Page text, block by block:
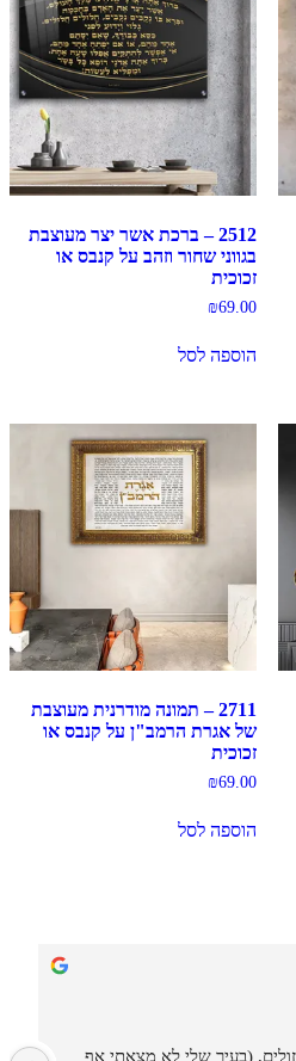
2512 – ברכת אשר יצר מעוצבת
בגווני שחור וזהב על קנבס או
זכוכית
₪69.00
הוספה לסל
2711 – תמונה מודרנית מעוצבת
של אגרת הרמב"ן על קנבס או
זכוכית
₪69.00
הוספה לסל